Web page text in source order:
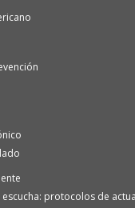
escucha: protocolos de